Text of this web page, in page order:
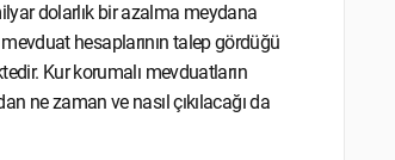
dolarlık bir azalma meydana
hesaplarının talep gördüğü
Kur korumalı mevduatların
ne zaman ve nasıl çıkılacağı da